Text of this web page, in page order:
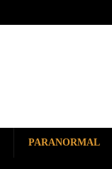
PARANORMAL